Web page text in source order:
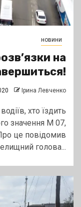
новини
на
Ірина Левченко
хто їздить
значення М 07,
це повідомив
голова...